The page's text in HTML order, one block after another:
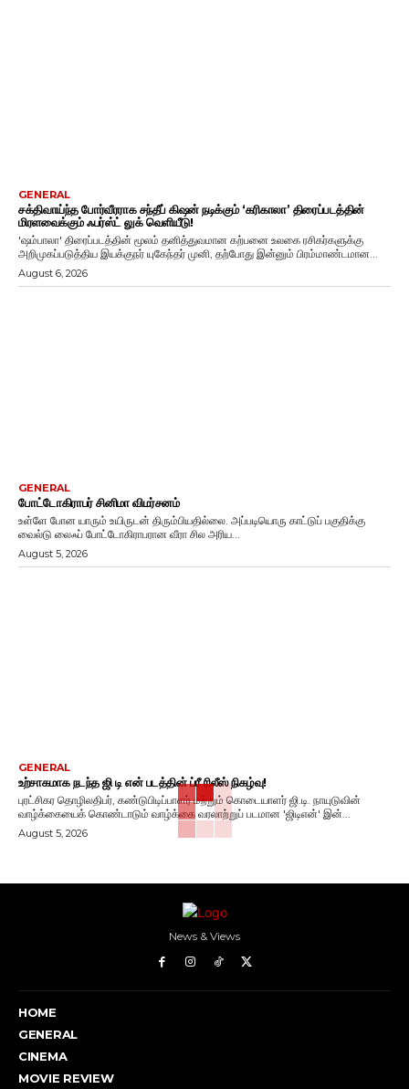
GENERAL
சக்திவாய்ந்த போர்வீரராக சந்தீப் கிஷன் நடிக்கும் ‘கரிகாலா’ திரைப்படத்தின்
மிரளவைக்கும் ஃபர்ஸ்ட் லுக் வெளியீடு!
'ஷம்பாலா' திரைப்படத்தின் மூலம் தனித்துவமான கற்பனை உலகை ரசிகர்களுக்கு
அறிமுகப்படுத்திய இயக்குநர் யுகேந்தர் முனி, தற்போது இன்னும் பிரம்மாண்டமான...
August 6, 2026
GENERAL
போட்டோகிராபர் சினிமா விமர்சனம்
உள்ளே போன யாரும் உயிருடன் திரும்பியதில்லை. அப்படியொரு காட்டுப் பகுதிக்கு
வைல்டு லைஃப் போட்டோகிராபரான வீரா சில அரிய...
August 5, 2026
GENERAL
உற்சாகமாக நடந்த ஜி டி என் படத்தின் ப்ரீ ரிலீஸ் நிகழ்வு!
புரட்சிகர தொழிலதிபர், கண்டுபிடிப்பாளர் மற்றும் கொடையாளர் ஜி.டி. நாயுடுவின்
வாழ்க்கையைக் கொண்டாடும் வாழ்க்கை வரலாற்றுப் படமான 'ஜிடிஎன்' இன்...
August 5, 2026
News & Views
HOME
GENERAL
CINEMA
MOVIE REVIEW